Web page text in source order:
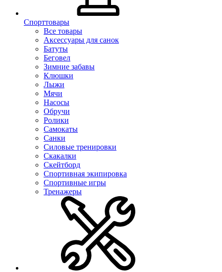
Спорттовары
Все товары
Аксессуары для санок
Батуты
Беговел
Зимние забавы
Клюшки
Лыжи
Мячи
Насосы
Обручи
Ролики
Самокаты
Санки
Силовые тренировки
Скакалки
Скейтборд
Спортивная экипировка
Спортивные игры
Тренажеры